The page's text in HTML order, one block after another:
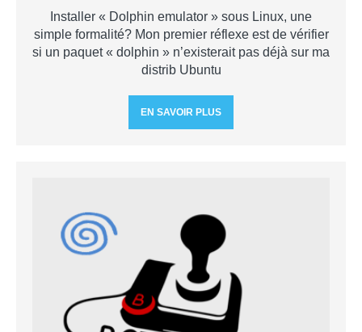
Installer « Dolphin emulator » sous Linux, une
simple formalité? Mon premier réflexe est de vérifier
si un paquet « dolphin » n’existerait pas déjà sur ma
distrib Ubuntu
EN SAVOIR PLUS